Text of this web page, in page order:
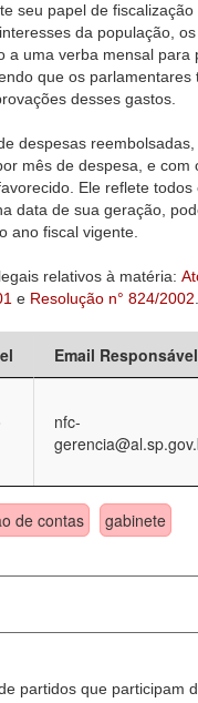
seu papel de fiscalização
da população, os
a uma verba mensal para
que os parlamentares
desses gastos.
despesas reembolsadas,
mês de despesa, e com
Ele reflete todos
data de sua geração,
ano fiscal vigente.
relativos à matéria:
e Resolução n° 824/2002
Email Responsável
nfc-
de contas
gabinete
partidos que participam